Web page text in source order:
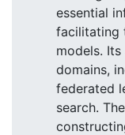
essential
facilitating
models.
domains,
federated
search.